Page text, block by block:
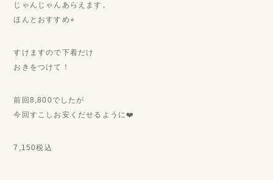
じゃんじゃんあらえます。
ほんとおすすめ⭐︎
すけますので下着だけ
おきをつけて！
前回8,800でしたが
今回すこしお安くだせるように❤️
7,150税込